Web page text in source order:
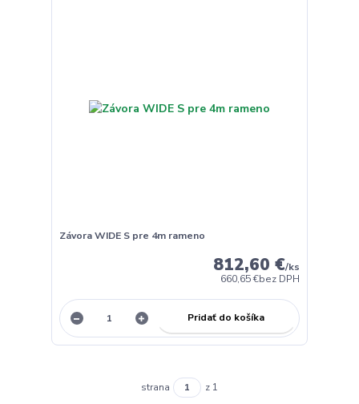
Závora WIDE S pre 4m rameno
812,60 €/ks
660,65 €bez DPH
Pridať do košíka
strana z 1